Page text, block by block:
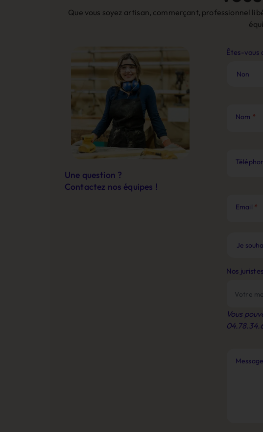
Que vous soyez artisan, commerçant, professionnel
Une question ?
Contactez nos équipes !
Contact
Web
Êtes-vous
Nom *
Email *
Nos
Vous
Message